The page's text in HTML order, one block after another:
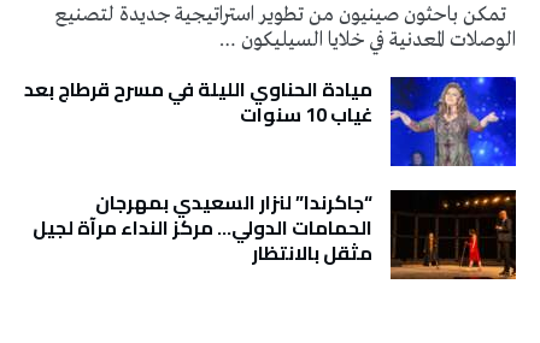
تمكن باحثون صينيون من تطوير استراتيجية جديدة لتصنيع
الوصلات المعدنية في خلايا السيليكون …
ميادة الحناوي الليلة في مسرح قرطاج بعد
غياب 10 سنوات
“جاكرندا” لنزار السعيدي بمهرجان
الحمامات الدولي… مركز النداء مرآة لجيل
مثقل بالانتظار